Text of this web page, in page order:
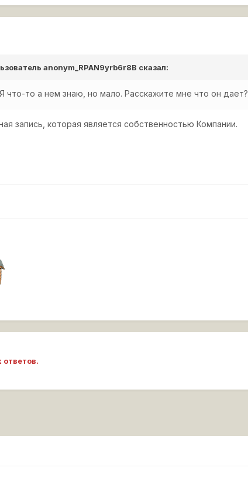
anonym_RPAN9yrb6r8B сказал:
что-то а нем знаю, но мало. Расскажите мне что он дает?
запись, которая является собственностью Компании.